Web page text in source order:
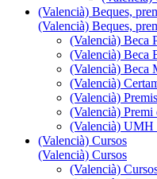
(Valencià) Beques,
(Valencià) Beques,
(Valencià) Beca
(Valencià) Beca
(Valencià) Beca
(Valencià)
(Valencià)
(Valencià) Premi
(Valencià) UMH
(Valencià) Cursos
(Valencià) Cursos
(Valencià)